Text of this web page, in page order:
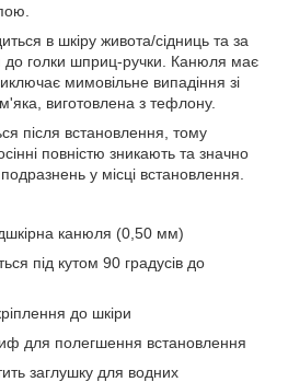
в шкіру живота/сідниць та за
голки шприц-ручки. Канюля має
мимовільне випадіння зі
виготовлена з тефлону.
після встановлення, тому
повністю зникають та значно
у місці встановлення.
канюля (0,50 мм)
під кутом 90 градусів до
до шкіри
для полегшення встановлення
заглушку для водних